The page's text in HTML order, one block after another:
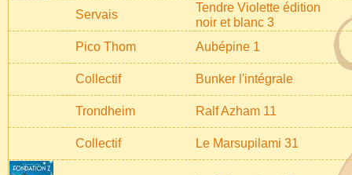
Servais
Tendre Violette édition
noir et blanc 3
Pico Thom
Aubépine 1
Collectif Bunker l'intégrale
Trondheim Ralf Azham 11
Collectif Le Marsupilami 31